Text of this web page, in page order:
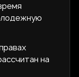
на